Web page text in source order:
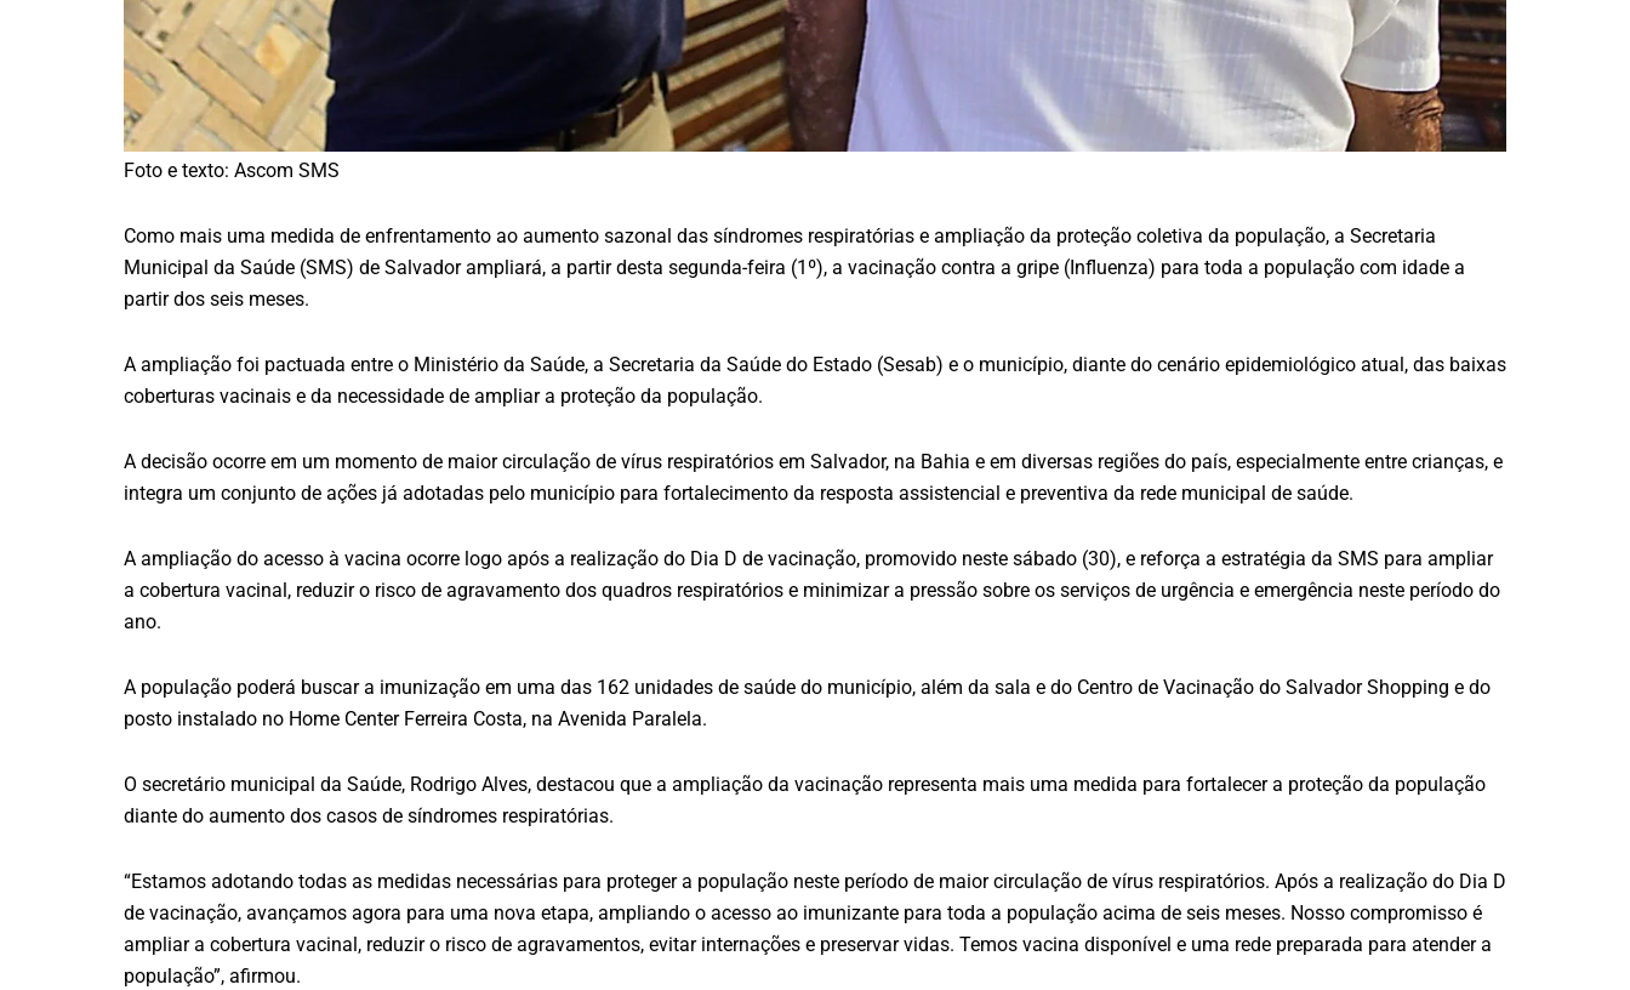
Foto e texto: Ascom SMS
Como mais uma medida de enfrentamento ao aumento sazonal das síndromes respiratórias e ampliação da proteção coletiva da população, a Secretaria
Municipal da Saúde (SMS) de Salvador ampliará, a partir desta segunda-feira (1º), a vacinação contra a gripe (Influenza) para toda a população com idade a
partir dos seis meses.
A ampliação foi pactuada entre o Ministério da Saúde, a Secretaria da Saúde do Estado (Sesab) e o município, diante do cenário epidemiológico atual, das baixas
coberturas vacinais e da necessidade de ampliar a proteção da população.
A decisão ocorre em um momento de maior circulação de vírus respiratórios em Salvador, na Bahia e em diversas regiões do país, especialmente entre crianças, e
integra um conjunto de ações já adotadas pelo município para fortalecimento da resposta assistencial e preventiva da rede municipal de saúde.
A ampliação do acesso à vacina ocorre logo após a realização do Dia D de vacinação, promovido neste sábado (30), e reforça a estratégia da SMS para ampliar
a cobertura vacinal, reduzir o risco de agravamento dos quadros respiratórios e minimizar a pressão sobre os serviços de urgência e emergência neste período do
ano.
A população poderá buscar a imunização em uma das 162 unidades de saúde do município, além da sala e do Centro de Vacinação do Salvador Shopping e do
posto instalado no Home Center Ferreira Costa, na Avenida Paralela.
O secretário municipal da Saúde, Rodrigo Alves, destacou que a ampliação da vacinação representa mais uma medida para fortalecer a proteção da população
diante do aumento dos casos de síndromes respiratórias.
“Estamos adotando todas as medidas necessárias para proteger a população neste período de maior circulação de vírus respiratórios. Após a realização do Dia D
de vacinação, avançamos agora para uma nova etapa, ampliando o acesso ao imunizante para toda a população acima de seis meses. Nosso compromisso é
ampliar a cobertura vacinal, reduzir o risco de agravamentos, evitar internações e preservar vidas. Temos vacina disponível e uma rede preparada para atender a
população”, afirmou.